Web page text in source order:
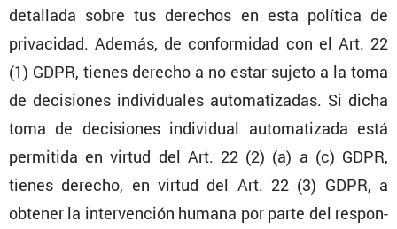
detallada sobre tus derechos en esta política de
priva­cidad. Además, de confor­midad con el Art. 22
(1) GDPR, tienes derecho a no estar sujeto a la toma
de decisiones indivi­duales automa­ti­zadas. Si dicha
toma de decisiones indivi­dual automa­ti­zada está
permi­tida en virtud del Art. 22 (2) (a) a (c) GDPR,
tienes derecho, en virtud del Art. 22 (3) GDPR, a
obtener la inter­ven­ción humana por parte del respon­